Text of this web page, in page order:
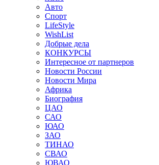
Авто
Спорт
LifeStyle
WishList
Добрые дела
КОНКУРСЫ
Интересное от партнеров
Новости России
Новости Мира
Африка
Биография
ЦАО
САО
ЮАО
ЗАО
ТИНАО
СВАО
ЮВАО